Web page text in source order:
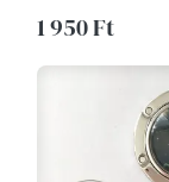
1 950 Ft